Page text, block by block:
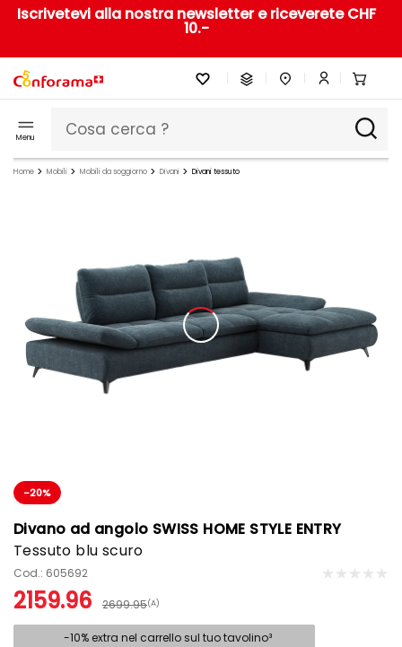
Iscrivetevi alla nostra newsletter e riceverete CHF
10.-
Menu
Home Mobili Mobili da soggiorno Divani Divani tessuto
-20%
Divano ad angolo SWISS HOME STYLE ENTRY
Tessuto blu scuro
Cod.: 605692
2159.96 2699.95(A)
-10% extra nel carrello sul tuo tavolino³